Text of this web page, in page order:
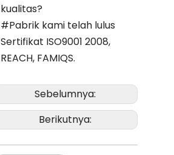
kualitas?
#Pabrik kami telah lulus
Sertifikat ISO9001 2008,
REACH, FAMIQS.
Sebelumnya:
Berikutnya: